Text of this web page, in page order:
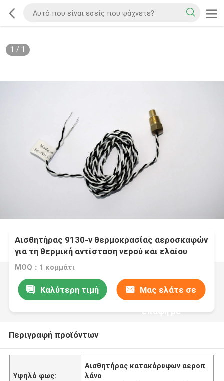
1 / 1
Αισθητήρας 9130-ν θερμοκρασίας αεροσκαφών
για τη θερμική αντίσταση νερού και ελαίου
MOQ：1 κομμάτι
Καλύτερη τιμή Μας ελάτε σε
επαφή με
Περιγραφή προϊόντων
Υψηλό φως:
Αισθητήρας κατακόρυφων αεροπ
λάνο